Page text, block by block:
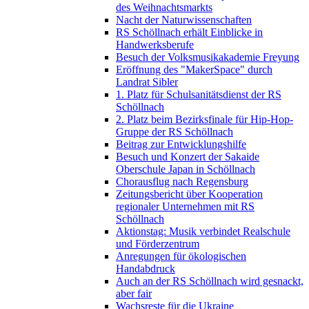
des Weihnachtsmarkts
Nacht der Naturwissenschaften
RS Schöllnach erhält Einblicke in
Handwerksberufe
Besuch der Volksmusikakademie Freyung
Eröffnung des "MakerSpace" durch
Landrat Sibler
1. Platz für Schulsanitätsdienst der RS
Schöllnach
2. Platz beim Bezirksfinale für Hip-Hop-
Gruppe der RS Schöllnach
Beitrag zur Entwicklungshilfe
Besuch und Konzert der Sakaide
Oberschule Japan in Schöllnach
Chorausflug nach Regensburg
Zeitungsbericht über Kooperation
regionaler Unternehmen mit RS
Schöllnach
Aktionstag: Musik verbindet Realschule
und Förderzentrum
Anregungen für ökologischen
Handabdruck
Auch an der RS Schöllnach wird gesnackt,
aber fair
Wachsreste für die Ukraine